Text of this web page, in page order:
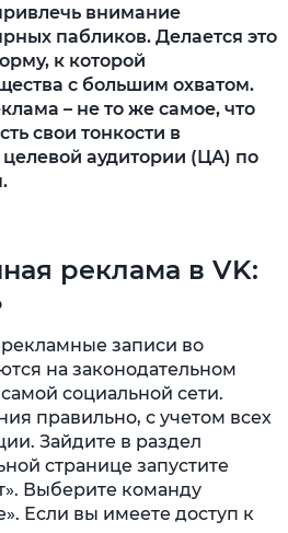
внимание
пабликов. Делается это
к которой
с большим охватом.
– не то же самое, что
свои тонкости в
аудитории (ЦА) по
реклама в VK:
записи во
на законодательном
социальной сети.
правильно, с учетом всех
Зайдите в раздел
странице запустите
Выберите команду
Если вы имеете доступ к